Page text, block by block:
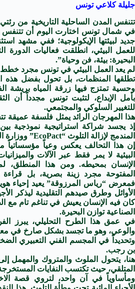
جليلة كلاعي تونس
تتنفس المدن الساحلية التاريخية من
في شمال تونس اختارت اليوم أن تتنفس
جديد لبيئتها الإيكولوجية؛ ففي مشهد
للعمل البيئي، انطلقت فعاليات الدورة
البحيرة: بيئة، فن وحياة”.
لم يعد العمل البيئي في تونس مجرد خطط
تطلقها المنظمات، بل تحول بفضل هذه
وحسية تمتزج فيها زرقة المياه بريشة
بأمل الإبداع، لتثبت تونس مجدداً أن
للتغيير السلوكي والمجتمعي.
هذا المهرجان الرائد يمثل فلسفة عميقة
إذ يجسد شراكة استراتيجية نموذجية بين
المندمج لإزالة التلوث “EcoPact” ووزارة الشؤون الثقافية.
إن هذا التحالف يعكس وعياً مؤسساتياً
البيئية لا يمر فقط عبر الآلات
الإنسان بمحيطه. ومن هذا المنطلق،
المفتوحة مجرد زينة بصرية، بل قراءة
فمعرض “رياس المرزوقة” يعيد إحياء
الأوائل وطرق صيدهم التقليدية ليذكر
كان فيه الإنسان يعيش في تناغم تام مع
الصناعية توازن البحيرة.
في عمق هذا الطرح التحليلي، يبرز
والوعي، وهو ما تجسد بشكل صارخ في
وتحديداً في المجسم الفني التعبيري
بن رجب.
هنا، يتحول الملوث والمتروك والمهمل
المتلقي، حيث تكتسب النفايات
ومأساوياً في آن واحد، لتروي قصة